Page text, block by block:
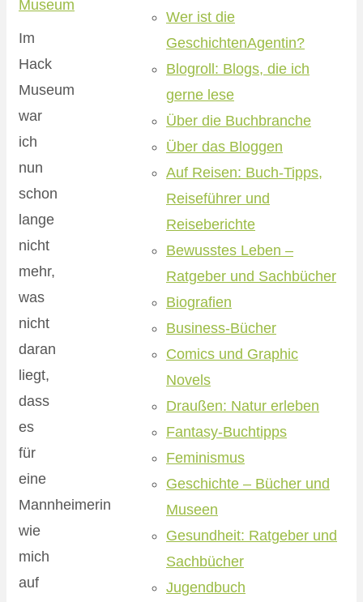
Im
Hack
Museum
war
ich
nun
schon
lange
nicht
mehr,
was
nicht
daran
liegt,
dass
es
für
eine
Mannheimerin
wie
mich
auf
Wer ist die
GeschichtenAgentin?
Blogroll: Blogs, die ich
gerne lese
Über die Buchbranche
Über das Bloggen
Auf Reisen: Buch-Tipps,
Reiseführer und
Reiseberichte
Bewusstes Leben –
Ratgeber und Sachbücher
Biografien
Business-Bücher
Comics und Graphic
Novels
Draußen: Natur erleben
Fantasy-Buchtipps
Feminismus
Geschichte – Bücher und
Museen
Gesundheit: Ratgeber und
Sachbücher
Jugendbuch